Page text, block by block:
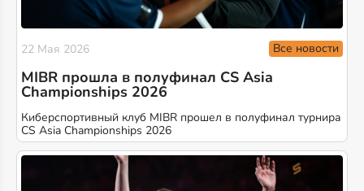
22 Мая 2026 Все новости
MIBR прошла в полуфинал CS Asia
Championships 2026
Киберспортивный клуб MIBR прошел в полуфинал турнира
CS Asia Championships 2026